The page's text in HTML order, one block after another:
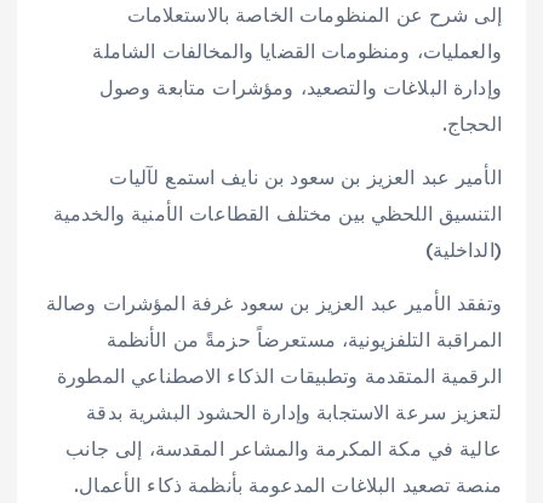
إلى شرح عن المنظومات الخاصة بالاستعلامات
والعمليات، ومنظومات القضايا والمخالفات الشاملة
وإدارة البلاغات والتصعيد، ومؤشرات متابعة وصول
الحجاج.
الأمير عبد العزيز بن سعود بن نايف استمع لآليات
التنسيق اللحظي بين مختلف القطاعات الأمنية والخدمية
(الداخلية)
وتفقد الأمير عبد العزيز بن سعود غرفة المؤشرات وصالة
المراقبة التلفزيونية، مستعرضاً حزمةً من الأنظمة
الرقمية المتقدمة وتطبيقات الذكاء الاصطناعي المطورة
لتعزيز سرعة الاستجابة وإدارة الحشود البشرية بدقة
عالية في مكة المكرمة والمشاعر المقدسة، إلى جانب
منصة تصعيد البلاغات المدعومة بأنظمة ذكاء الأعمال.